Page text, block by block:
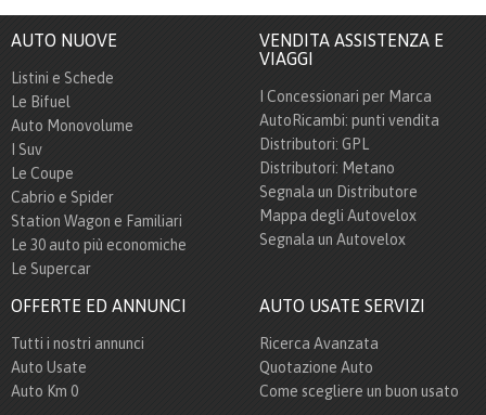
AUTO NUOVE
Listini e Schede
Le Bifuel
Auto Monovolume
I Suv
Le Coupe
Cabrio e Spider
Station Wagon e Familiari
Le 30 auto più economiche
Le Supercar
VENDITA ASSISTENZA E
VIAGGI
I Concessionari per Marca
AutoRicambi: punti vendita
Distributori: GPL
Distributori: Metano
Segnala un Distributore
Mappa degli Autovelox
Segnala un Autovelox
OFFERTE ED ANNUNCI
Tutti i nostri annunci
Auto Usate
Auto Km 0
AUTO USATE SERVIZI
Ricerca Avanzata
Quotazione Auto
Come scegliere un buon usato